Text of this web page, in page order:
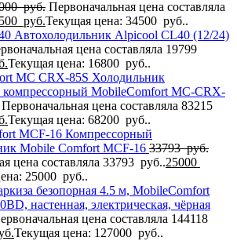
руб. Первоначальная цена составляла
руб.Текущая цена: 34500 руб..
Автохолодильник Alpicool CL40 (12/24)
цена составляла 19799
Текущая цена: 16800 руб..
Холодильник
компрессорный MobileComfort MC-CRX-
Первоначальная цена составляла 83215
Текущая цена: 68200 руб..
Компрессорный
Mobile Comfort MCF-16 33793руб.
цена составляла 33793 руб..25000
25000 руб..
безопорная 4.5 м, MobileComfort
настенная, электрическая, чёрная
цена составляла 144118
Текущая цена: 127000 руб..